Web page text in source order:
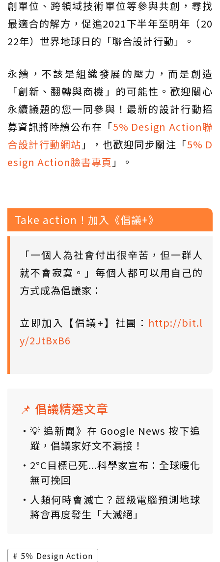
創單位、跨領域技術單位等參與共創，尋找
最適合的解方，促進2021下半年至明年（20
22年）世界地球日的「聯合設計行動」。
永續，不該是組織發展的壓力，而是創造
「創新、翻轉與商機」的可能性。歡迎關心
永續議題的您一同參與！最新的設計行動招
募資訊將陸續公布在「5% Design Action聯
合設計行動網站 」，也歡迎同步關注「5% D
esign Action臉書專頁 」。
Take action！加入《倡議+》
「一個人為社會付出很辛苦，但一群人
就不會寂寞。」每個人都可以用自己的
方式成為倡議家：
立即加入【倡議+】社團： http://bit.l
y/2JtBxB6
📌 倡議精選文章
💡 追新聞》在 Google News 按下追
蹤，倡議家好文不漏接！
2°C目標已死...科學家宣布：全球暖化
無可挽回
人類何時會滅亡？超級電腦預測地球
將會再度發生「大滅絕」
5％ Design Action